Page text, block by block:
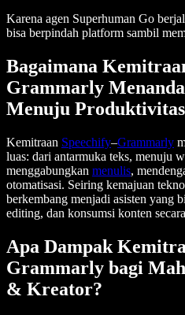
Karena agen Superhuman Go
bisa berpindah platform sambil
Bagaimana
Grammarly
Menuju
Kemitraan Speechify–Grammarly
luas: dari antarmuka teks, menuju
menggabungkan menulis,
otomatisasi. Seiring kemajuan
berkembang menjadi asisten yang
editing, dan konsumsi konten
Apa Dampak
Grammarly bagi
& Kreator?